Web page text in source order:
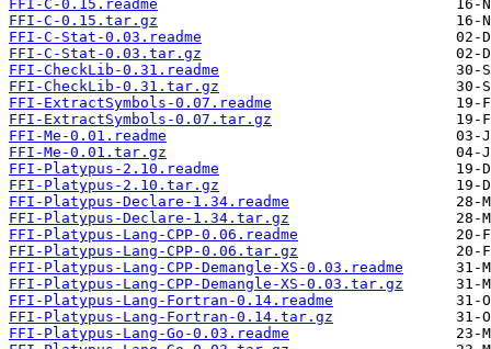
FFI-C-0.15.readme
FFI-C-0.15.tar.gz
FFI-C-Stat-0.03.readme
FFI-C-Stat-0.03.tar.gz
FFI-CheckLib-0.31.readme
FFI-CheckLib-0.31.tar.gz
FFI-ExtractSymbols-0.07.readme
FFI-ExtractSymbols-0.07.tar.gz
FFI-Me-0.01.readme
FFI-Me-0.01.tar.gz
FFI-Platypus-2.10.readme
FFI-Platypus-2.10.tar.gz
FFI-Platypus-Declare-1.34.readme
FFI-Platypus-Declare-1.34.tar.gz
FFI-Platypus-Lang-CPP-0.06.readme
FFI-Platypus-Lang-CPP-0.06.tar.gz
FFI-Platypus-Lang-CPP-Demangle-XS-0.03.readme
FFI-Platypus-Lang-CPP-Demangle-XS-0.03.tar.gz
FFI-Platypus-Lang-Fortran-0.14.readme
FFI-Platypus-Lang-Fortran-0.14.tar.gz
FFI-Platypus-Lang-Go-0.03.readme